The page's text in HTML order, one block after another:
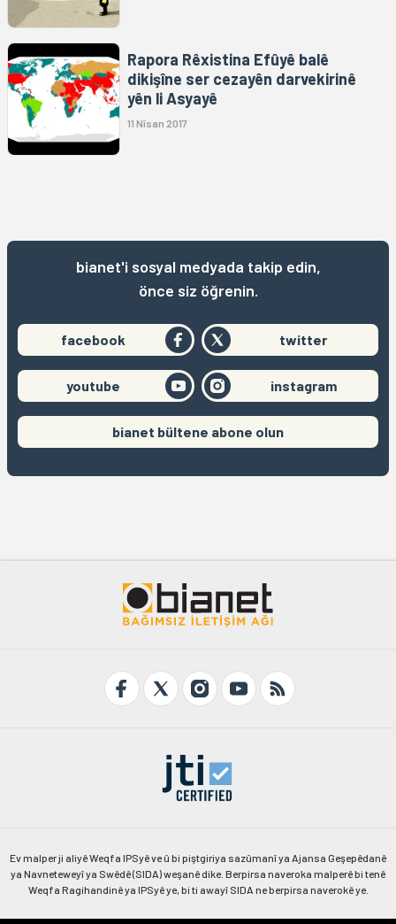
Rapora Rêxistina Efûyê balê
dikişîne ser cezayên darvekirinê
yên li Asyayê
11 Nîsan 2017
bianet'i sosyal medyada takip edin,
önce siz öğrenin.
facebook twitter
youtube instagram
bianet bültene abone olun
Ev malper ji aliyê Weqfa IPSyê ve û bi piştgiriya sazûmanî ya Ajansa Geşepêdanê
ya Navneteweyî ya Swêdê (SIDA) weşanê dike. Berpirsa naveroka malperê bi tenê
Weqfa Ragihandinê ya IPSyê ye, bi ti awayî SIDA ne berpirsa naverokê ye.